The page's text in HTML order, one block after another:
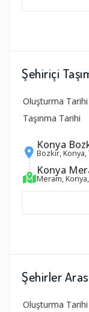
Şehiriçi
Oluşturma Tarihi
Taşınma Tarihi
Konya
Bozkır,
Konya
Meram,
Şehirler
Oluşturma Tarihi